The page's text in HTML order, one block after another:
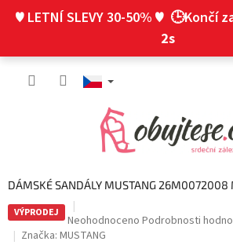
♥ LETNÍ SLEVY 30-50% ♥ 🕒Končí
1s
DÁMSKÉ SANDÁLY MUSTANG 26M0072008
VÝPRODEJ
Průměrné
hodnocení
Neohodnoceno Podrobnosti
Značka: MUSTANG